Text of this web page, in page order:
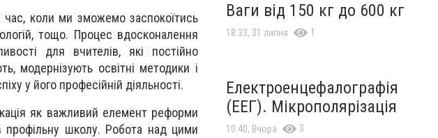
коли ми зможемо заспокоїтись
тощо. Процес вдосконалення
для вчителів, які постійно
модернізують освітні методики і
у його професійній діяльності.
як важливий елемент реформи
профільну школу. Робота над цими
Ваги від 150 кг до 600 кг
18:33, 31 липня 1
Електроенцефалографія
(ЕЕГ). Мікрополярізація
10:40, Вчора 3